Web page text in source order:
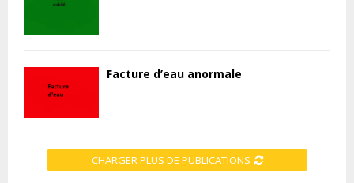
Facture d’eau anormale
CHARGER PLUS DE PUBLICATIONS